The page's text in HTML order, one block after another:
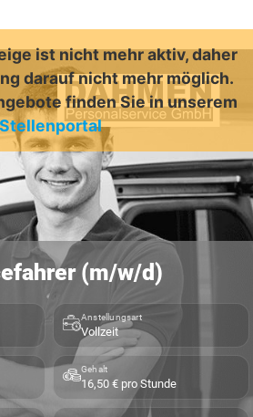
ist nicht mehr aktiv, daher
darauf nicht mehr möglich.
finden Sie in unserem
Stellenportal
(m/w/d)
Anstellungsart
Vollzeit
Gehalt
16,50 € pro Stunde